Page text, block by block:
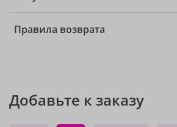
Правила возврата
Добавьте к заказу